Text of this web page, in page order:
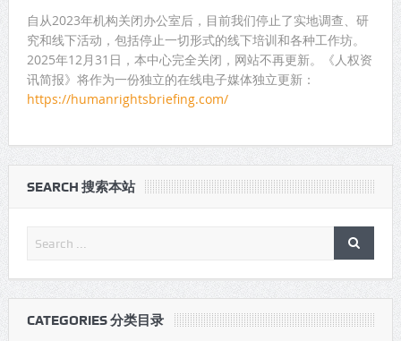
自从2023年机构关闭办公室后，目前我们停止了实地调查、研
究和线下活动，包括停止一切形式的线下培训和各种工作坊。
2025年12月31日，本中心完全关闭，网站不再更新。《人权资
讯简报》将作为一份独立的在线电子媒体独立更新：
https://humanrightsbriefing.com/
SEARCH 搜索本站
CATEGORIES 分类目录